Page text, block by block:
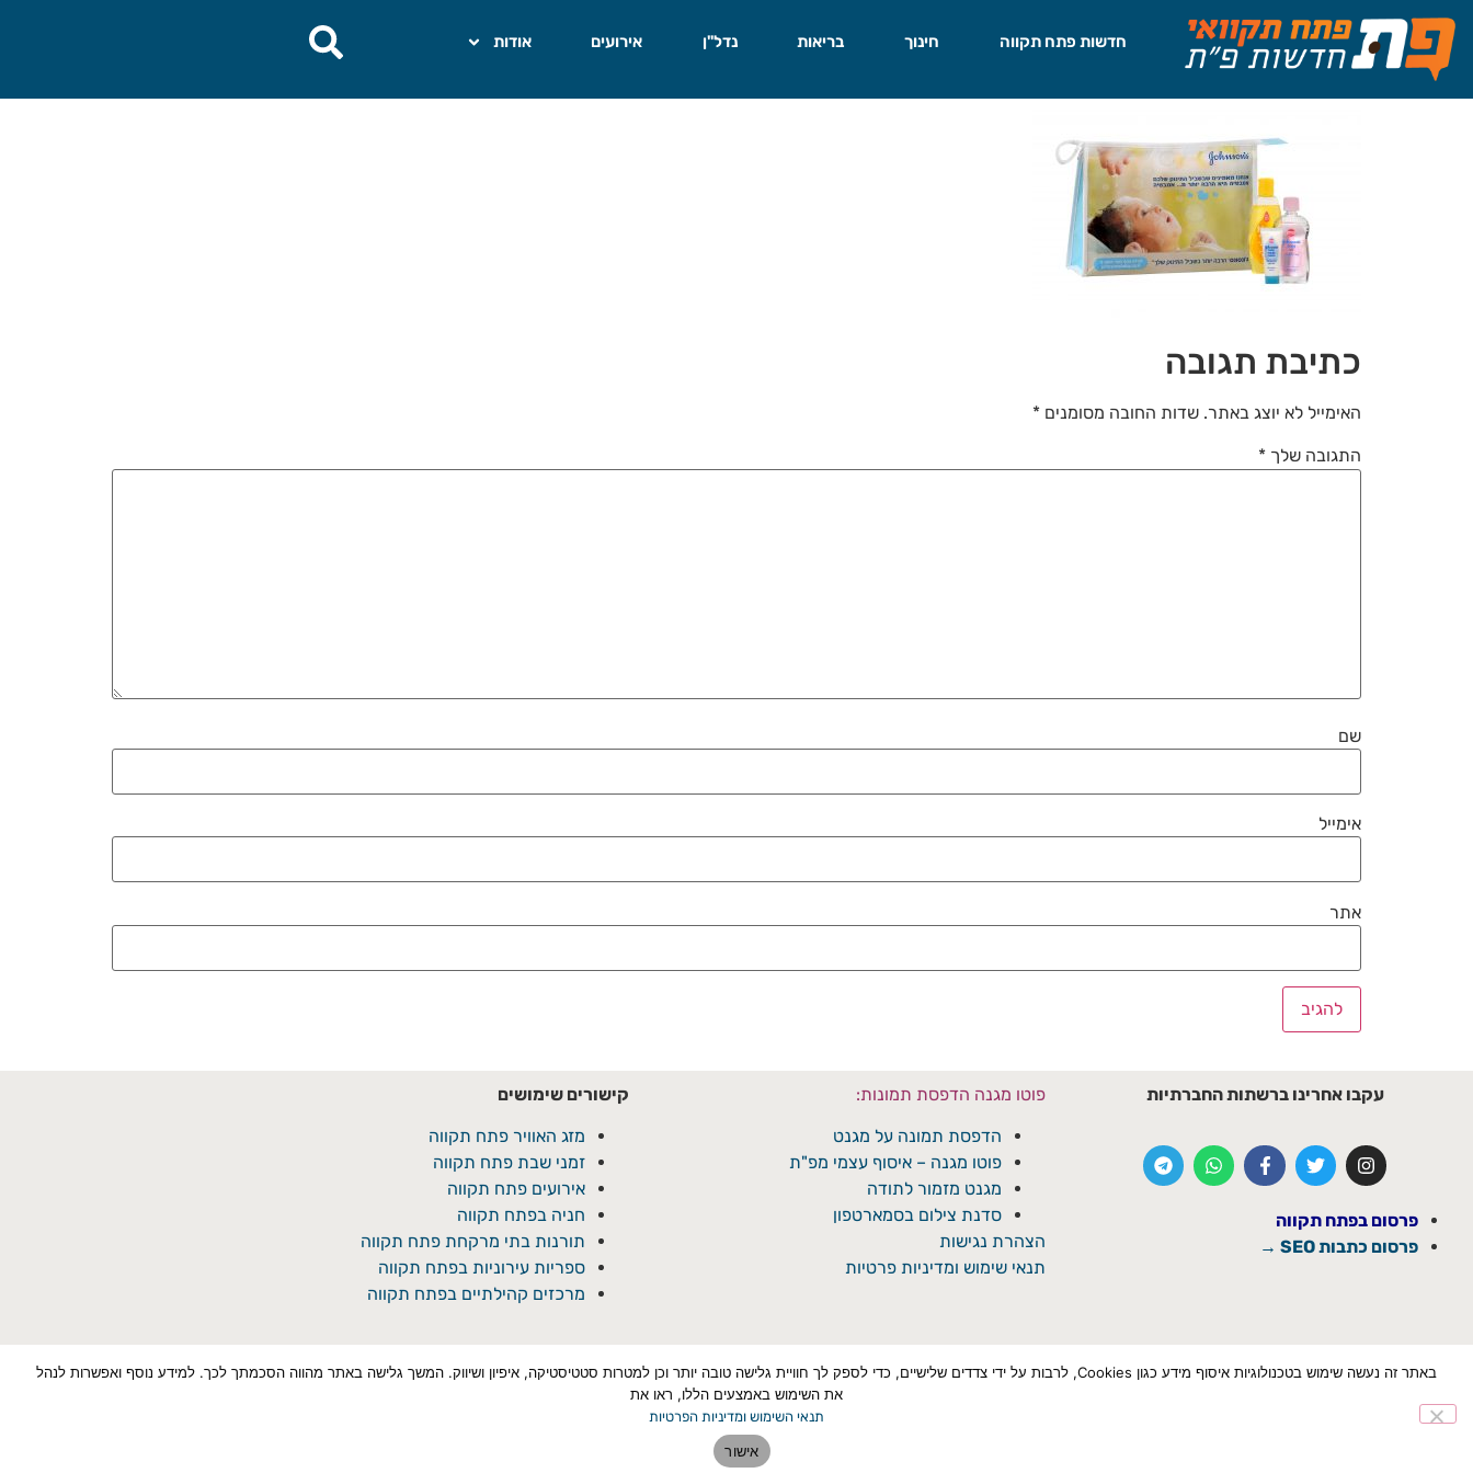
לתוכן
חדשות פתח תקווה חינוך בריאות נדל"ן אירועים אודות
כתיבת תגובה
האימייל לא יוצג באתר. שדות החובה מסומנים *
התגובה שלך *
שם
אימייל
אתר
עקבו אחרינו ברשתות החברתיות
פרסום בפתח תקווה
פרסום כתבות SEO →
פוטו מגנה הדפסת תמונות:
הדפסת תמונה על מגנט
פוטו מגנה – איסוף עצמי מפ"ת
מגנט מזמור לתודה
סדנת צילום בסמארטפון
הצהרת נגישות
תנאי שימוש ומדיניות פרטיות
קישורים שימושים
מזג האוויר פתח תקווה
זמני שבת פתח תקווה
אירועים פתח תקווה
חניה בפתח תקווה
תורנות בתי מרקחת פתח תקווה
ספריות עירוניות בפתח תקווה
מרכזים קהילתיים בפתח תקווה
באתר זה נעשה שימוש בטכנולוגיות איסוף מידע כגון Cookies, לרבות על ידי צדדים שלישיים, כדי לספק לך חוויית גלישה טובה יותר וכן למטרות סטטיסטיקה, איפיון ושיווק. המשך גלישה באתר מהווה הסכמתך לכך. למידע נוסף ואפשרות לנהל
את השימוש באמצעים הללו, ראו את
תנאי השימוש ומדיניות הפרטיות
אישור